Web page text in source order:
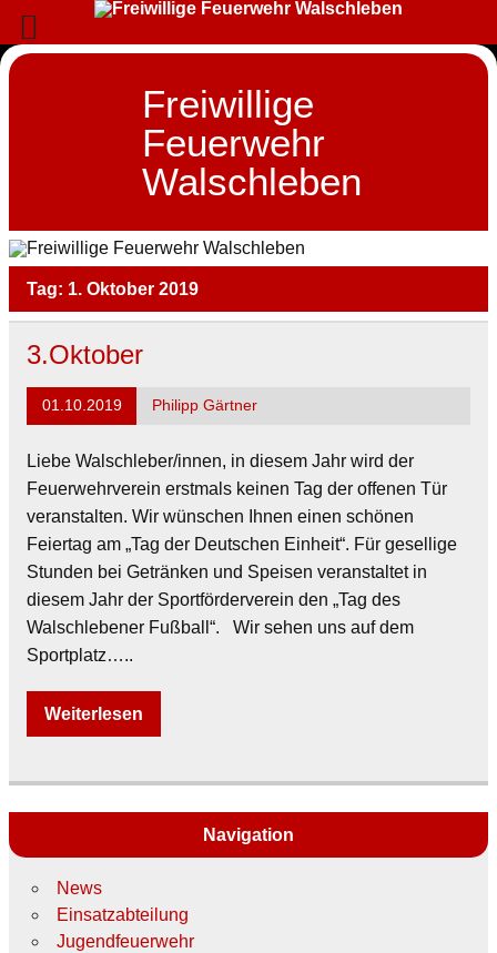
Skip
to
Freiwillige
Feuerwehr
Walschleben
Einsatz, Jugendfeuerwehr, Einsatzabteilung,
Brand, Lehre, Löschen, Retten, Helfen, Not,
Verein, Unfall, verkehr, Jugend, Spiel, Spaß,
Löschgruppenfahrzeug, LF
Tag: 1. Oktober 2019
3.Oktober
01.10.2019 Philipp Gärtner
Liebe Walschleber/innen, in diesem Jahr wird der
Feuerwehrverein erstmals keinen Tag der offenen Tür
veranstalten. Wir wünschen Ihnen einen schönen
Feiertag am „Tag der Deutschen Einheit“. Für gesellige
Stunden bei Getränken und Speisen veranstaltet in
diesem Jahr der Sportförderverein den „Tag des
Walschlebener Fußball“. Wir sehen uns auf dem
Sportplatz…..
Weiterlesen
Navigation
News
Einsatzabteilung
Jugendfeuerwehr